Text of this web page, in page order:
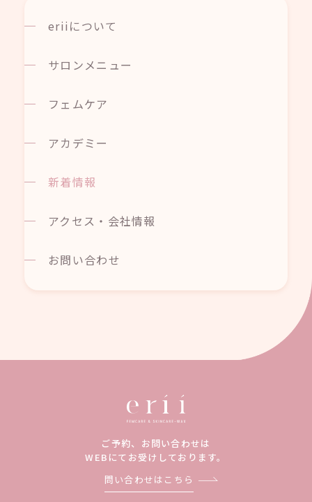
eriiについて
サロンメニュー
フェムケア
アカデミー
新着情報
アクセス・会社情報
お問い合わせ
ご予約、お問い合わせは
WEBにてお受けしております。
問い合わせはこちら